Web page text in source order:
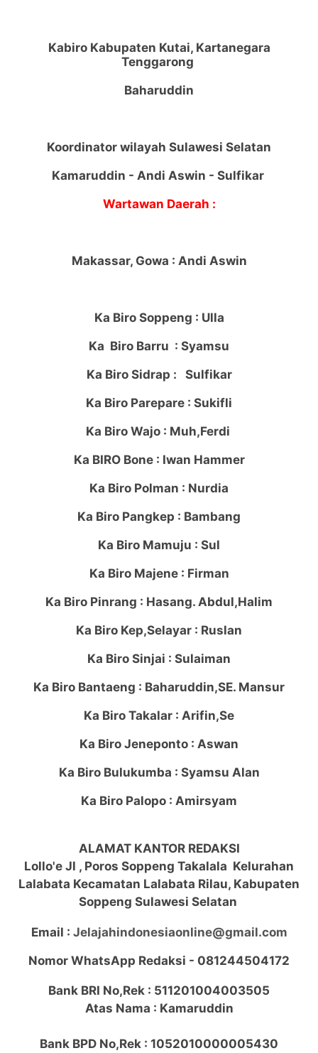
Kabiro Kabupaten Kutai, Kartanegara
Tenggarong
Baharuddin
Koordinator wilayah Sulawesi Selatan
Kamaruddin - Andi Aswin - Sulfikar
Wartawan Daerah :
Makassar, Gowa : Andi Aswin
Ka Biro Soppeng : Ulla
Ka Biro Barru : Syamsu
Ka Biro Sidrap : Sulfikar
Ka Biro Parepare : Sukifli
Ka Biro Wajo : Muh,Ferdi
Ka BIRO Bone : Iwan Hammer
Ka Biro Polman : Nurdia
Ka Biro Pangkep : Bambang
Ka Biro Mamuju : Sul
Ka Biro Majene : Firman
Ka Biro Pinrang : Hasang. Abdul,Halim
Ka Biro Kep,Selayar : Ruslan
Ka Biro Sinjai : Sulaiman
Ka Biro Bantaeng : Baharuddin,SE. Mansur
Ka Biro Takalar : Arifin,Se
Ka Biro Jeneponto : Aswan
Ka Biro Bulukumba : Syamsu Alan
Ka Biro Palopo : Amirsyam
ALAMAT KANTOR REDAKSI
Lollo'e Jl , Poros Soppeng Takalala Kelurahan
Lalabata Kecamatan Lalabata Rilau, Kabupaten
Soppeng Sulawesi Selatan
Email : Jelajahindonesiaonline@gmail.com
Nomor WhatsApp Redaksi - 081244504172
Bank BRI No,Rek : 511201004003505
Atas Nama : Kamaruddin
Bank BPD No,Rek : 1052010000005430